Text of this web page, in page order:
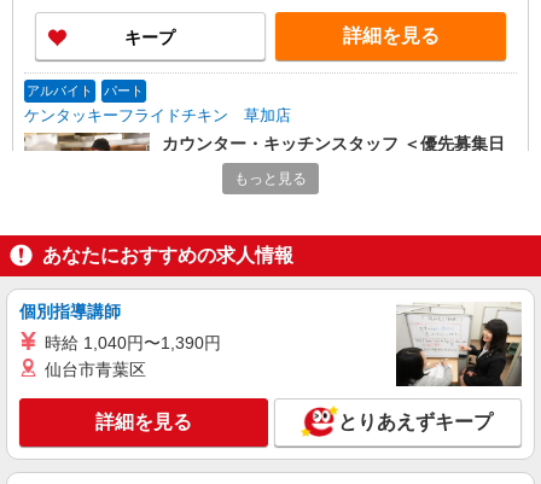
キープ 詳細を見る
アルバイト パート
ケンタッキーフライドチキン 草加店
カウンター・キッチンスタッフ ＜優先募集日
時＞平日（月〜金） 11:00〜17:00
時給1200円 ＜高校生＞時給1150円
キープ 詳細を見る
アルバイト パート
ケンタッキーフライドチキン 草加駅前店
カウンター・キッチンスタッフ ＜優先募集日
時＞土日祝 フルタイム
時給1150円 ＜高校生＞時給1150円
埼玉県草加市高砂2-7-1アコス南館1F
もっと見る
あなたにおすすめの求人情報
個別指導講師
時給 1,040円〜1,390円
仙台市青葉区
詳細を見る とりあえずキープ